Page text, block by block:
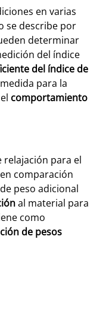
en varias
se describe por
determinar
del índice
del índice de
para la
comportamiento
relajación para el
comparación
peso adicional
al material para
como
de pesos